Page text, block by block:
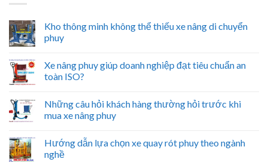
Kho thông minh không thể thiếu xe nâng di chuyển
phuy
Xe nâng phuy giúp doanh nghiệp đạt tiêu chuẩn an
toàn ISO?
Những câu hỏi khách hàng thường hỏi trước khi
mua xe nâng phuy
Hướng dẫn lựa chọn xe quay rót phuy theo ngành
nghề